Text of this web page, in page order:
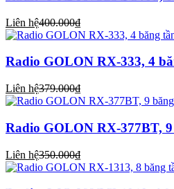
Liên hệ400.000₫
Radio GOLON RX-333, 4
Liên hệ379.000₫
Radio GOLON RX-377BT,
Liên hệ350.000₫